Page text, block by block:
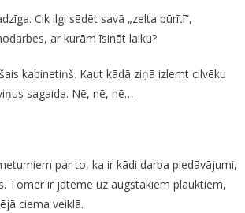
Cik ilgi sēdēt savā „zelta būrītī”,
ar kurām īsināt laiku?
kabinetiņš. Kaut kādā ziņā izlemt cilvēku
sagaida. Nē, nē, nē…
par to, ka ir kādi darba piedāvājumi,
Tomēr ir jātēmē uz augstākiem plauktiem,
ciema veiklā.